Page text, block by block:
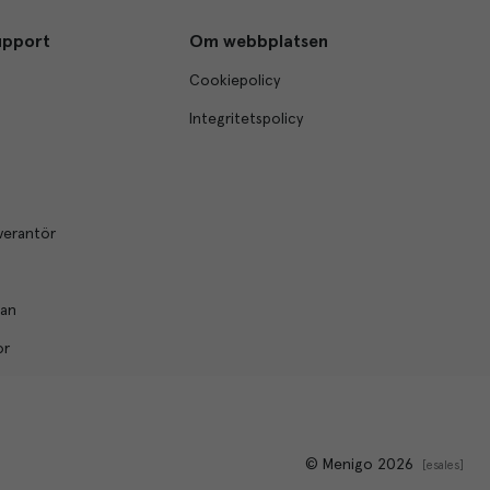
Om webbplatsen
Cookiepolicy
Integritetspolicy
© Menigo 2026 esales]